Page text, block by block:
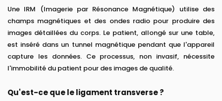
Une IRM (Imagerie par Résonance Magnétique) utilise des
champs magnétiques et des ondes radio pour produire des
images détaillées du corps. Le patient, allongé sur une table,
est inséré dans un tunnel magnétique pendant que l'appareil
capture les données. Ce processus, non invasif, nécessite
l'immobilité du patient pour des images de qualité.
Qu'est-ce que le ligament transverse ?